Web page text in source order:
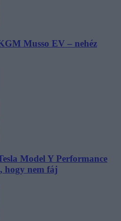
Musso EV – nehéz
Model Y Performance
hogy nem fáj